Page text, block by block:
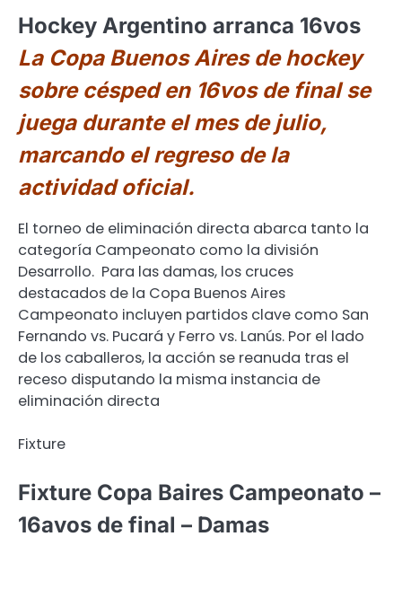
Hockey Argentino arranca 16vos
La Copa Buenos Aires de hockey
sobre césped en 16vos de final se
juega durante el mes de julio,
marcando el regreso de la
actividad oficial.
El torneo de eliminación directa abarca tanto la
categoría Campeonato como la división
Desarrollo. Para las damas, los cruces
destacados de la Copa Buenos Aires
Campeonato incluyen partidos clave como San
Fernando vs. Pucará y Ferro vs. Lanús. Por el lado
de los caballeros, la acción se reanuda tras el
receso disputando la misma instancia de
eliminación directa
Fixture
Fixture Copa Baires Campeonato –
16avos de final – Damas